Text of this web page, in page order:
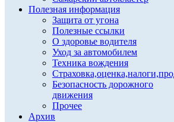
Полезная информация
Защита от угона
Полезные ссылки
О здоровье водителя
Уход за автомобилем
Техника вождения
Безопасность дорожного
движения
Прочее
Архив